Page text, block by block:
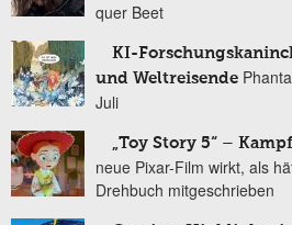
quer Beet
KI-
und Weltreisende
Juli
„Toy Story 5“ –
neue Pixar-Film wirkt, als
Drehbuch mitgeschrieben